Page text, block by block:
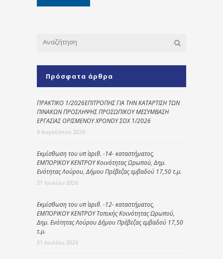
Πρόσφατα άρθρα
ΠΡΑΚΤΙΚΟ 1/2026ΕΠΙΤΡΟΠΗΣ ΓΙΑ ΤΗΝ ΚΑΤΑΡΤΙΣΗ ΤΩΝ
ΠΙΝΑΚΩΝ ΠΡΟΣΛΗΨΗΣ ΠΡΟΣΩΠΙΚΟΥ ΜΕΣΥΜΒΑΣΗ
ΕΡΓΑΣΙΑΣ ΟΡΙΣΜΕΝΟΥ ΧΡΟΝΟΥ ΣΟΧ 1/2026
6 Αυγούστου 2026
Εκμίσθωση του υπ΄ αριθ. -14- καταστήματος,
ΕΜΠΟΡΙΚΟΥ ΚΕΝΤΡΟΥ Κοινότητας Ωρωπού, Δημ.
Ενότητας Λούρου, Δήμου Πρέβεζας εμβαδού 17,50 τ.μ.
31 Ιουλίου 2026
Εκμίσθωση του υπ΄ αριθ. -12- καταστήματος,
ΕΜΠΟΡΙΚΟΥ ΚΕΝΤΡΟΥ Τοπικής Κοινότητας Ωρωπού,
Δημ. Ενότητας Λούρου Δήμου Πρέβεζας εμβαδού 17,50
τ.μ.
31 Ιουλίου 2026